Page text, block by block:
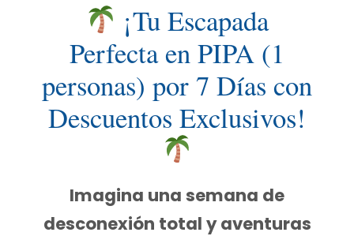
¡Tu Escapada
Perfecta en PIPA (1
personas) por 7 Días con
Descuentos Exclusivos!
Imagina una semana de
desconexión total y aventuras